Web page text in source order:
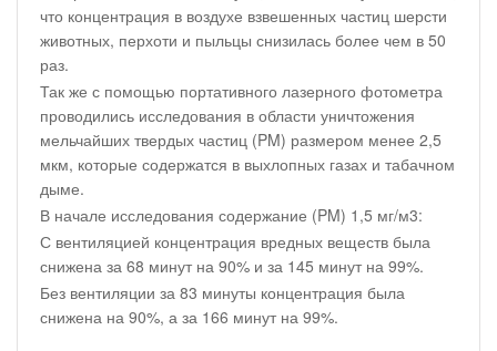
что концентрация в воздухе взвешенных частиц шерсти
животных, перхоти и пыльцы снизилась более чем в 50
раз.
Так же с помощью портативного лазерного фотометра
проводились исследования в области уничтожения
мельчайших твердых частиц (PM) размером менее 2,5
мкм, которые содержатся в выхлопных газах и табачном
дыме.
В начале исследования содержание (PM) 1,5 мг/м3:
С вентиляцией концентрация вредных веществ была
снижена за 68 минут на 90% и за 145 минут на 99%.
Без вентиляции за 83 минуты концентрация была
снижена на 90%, а за 166 минут на 99%.